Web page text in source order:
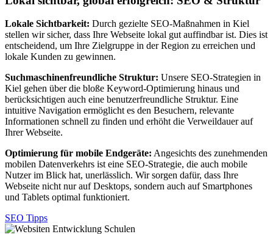
Lokale Sichtbarkeit: Durch gezielte SEO-Maßnahmen in Kiel
stellen wir sicher, dass Ihre Webseite lokal gut auffindbar ist. Dies ist
entscheidend, um Ihre Zielgruppe in der Region zu erreichen und
lokale Kunden zu gewinnen.
Suchmaschinenfreundliche Struktur: Unsere SEO-Strategien in
Kiel gehen über die bloße Keyword-Optimierung hinaus und
berücksichtigen auch eine benutzerfreundliche Struktur. Eine
intuitive Navigation ermöglicht es den Besuchern, relevante
Informationen schnell zu finden und erhöht die Verweildauer auf
Ihrer Webseite.
Optimierung für mobile Endgeräte: Angesichts des zunehmenden
mobilen Datenverkehrs ist eine SEO-Strategie, die auch mobile
Nutzer im Blick hat, unerlässlich. Wir sorgen dafür, dass Ihre
Webseite nicht nur auf Desktops, sondern auch auf Smartphones
und Tablets optimal funktioniert.
SEO Tipps